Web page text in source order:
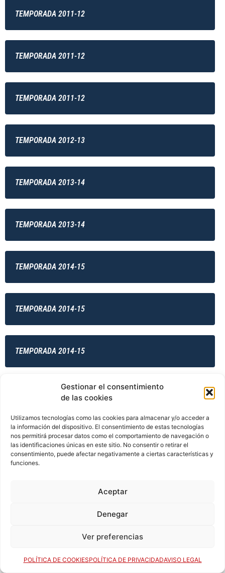
Gestionar el consentimiento
de las cookies
Utilizamos tecnologías como las cookies para almacenar y/o acceder a
la información del dispositivo. El consentimiento de estas tecnologías
nos permitirá procesar datos como el comportamiento de navegación o
las identificaciones únicas en este sitio. No consentir o retirar el
consentimiento, puede afectar negativamente a ciertas características y
funciones.
Aceptar
Denegar
Ver preferencias
POLÍTICA DE COOKIESPOLÍTICA DE PRIVACIDADAVISO LEGAL
TEMPORADA 2011-12
TEMPORADA 2011-12
TEMPORADA 2011-12
TEMPORADA 2012-13
TEMPORADA 2013-14
TEMPORADA 2013-14
TEMPORADA 2014-15
TEMPORADA 2014-15
TEMPORADA 2014-15
TEMPORADA 2014-15
TEMPORADA 2014-15
TEMPORADA 2015-16